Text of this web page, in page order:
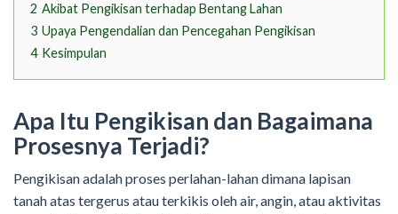
2 Akibat Pengikisan terhadap Bentang Lahan
3 Upaya Pengendalian dan Pencegahan Pengikisan
4 Kesimpulan
Apa Itu Pengikisan dan Bagaimana
Prosesnya Terjadi?
Pengikisan adalah proses perlahan-lahan dimana lapisan
tanah atas tergerus atau terkikis oleh air, angin, atau aktivitas